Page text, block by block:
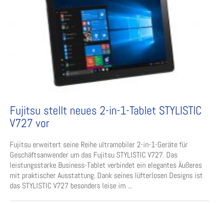
Fujitsu stellt neues 2-in-1-Tablet STYLISTIC
V727 vor
Fujitsu erweitert seine Reihe ultramobiler 2-in-1-Geräte für
Geschäftsanwender um das Fujitsu STYLISTIC V727. Das
leistungsstarke Business-Tablet verbindet ein elegantes Äußeres
mit praktischer Ausstattung. Dank seines lüfterlosen Designs ist
das STYLISTIC V727 besonders leise im ...